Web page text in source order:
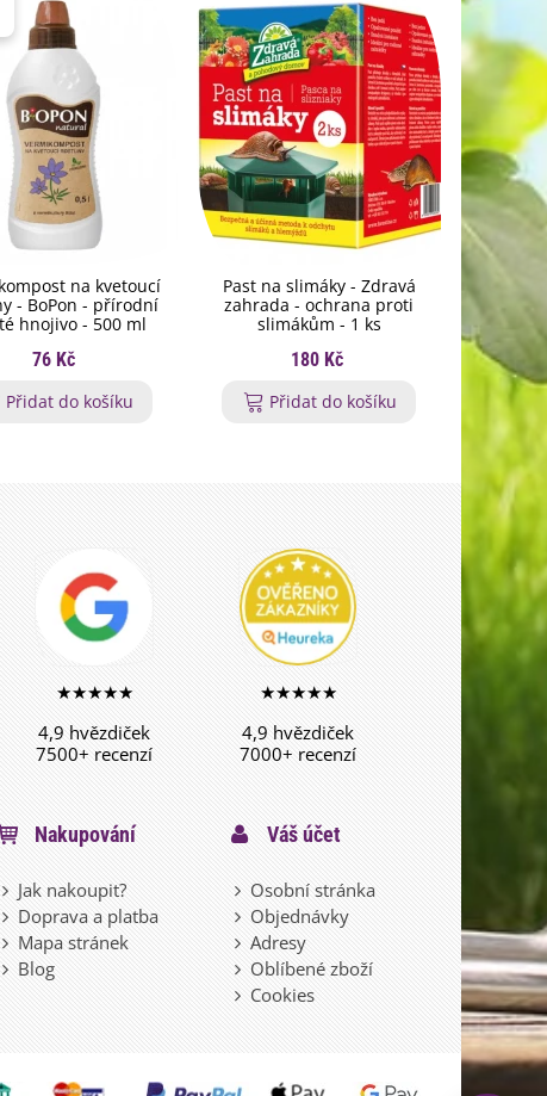
na kvetoucí
- BoPon - přírodní
hnojivo - 500 ml
76 Kč
Přidat do košíku
Past na slimáky - Zdravá
zahrada - ochrana proti
slimákům - 1 ks
180 Kč
Přidat do košíku
★★★★★
4,9 hvězdiček
7500+ recenzí
★★★★★
4,9 hvězdiček
7000+ recenzí
Nakupování
Jak nakoupit?
Doprava a platba
Mapa stránek
Blog
Váš účet
Osobní stránka
Objednávky
Adresy
Oblíbené zboží
Cookies